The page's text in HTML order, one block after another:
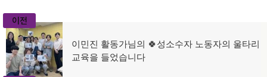
글
탐
이전
이
전
이민진 활동가님의 🍀성소수자 노동자의 울타리
교육을 들었습니다